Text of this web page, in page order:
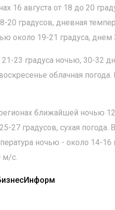
16 августа от 18 до 20
20 градусов, дневная
около 19-21 градуса,
23 градуса ночью, 30-32
облачная
ближайшей ночью
27 градусов, сухая
ночью - около 14-
м/с.